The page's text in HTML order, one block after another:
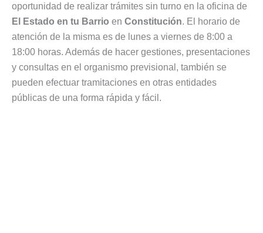
oportunidad de realizar trámites sin turno en la oficina de
El Estado en tu Barrio en Constitución. El horario de
atención de la misma es de lunes a viernes de 8:00 a
18:00 horas. Además de hacer gestiones, presentaciones
y consultas en el organismo previsional, también se
pueden efectuar tramitaciones en otras entidades
públicas de una forma rápida y fácil.